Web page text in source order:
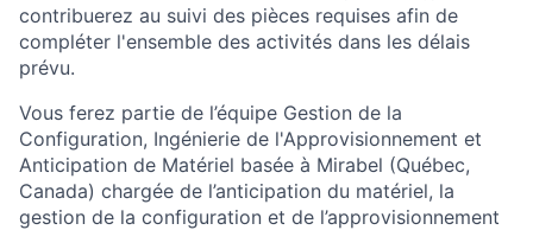
contribuerez au suivi des pièces requises afin de
compléter l'ensemble des activités dans les délais
prévu.
Vous ferez partie de l’équipe Gestion de la
Configuration, Ingénierie de l'Approvisionnement et
Anticipation de Matériel basée à Mirabel (Québec,
Canada) chargée de l’anticipation du matériel, la
gestion de la configuration et de l’approvisionnement